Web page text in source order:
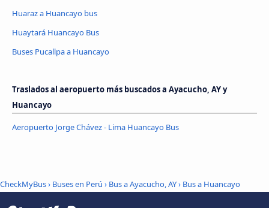
Huaraz a Huancayo bus
Huaytará Huancayo Bus
Buses Pucallpa a Huancayo
Traslados al aeropuerto más buscados a Ayacucho, AY y
Huancayo
Aeropuerto Jorge Chávez - Lima Huancayo Bus
CheckMyBus› Buses en Perú › Bus a Ayacucho, AY› Bus a Huancayo